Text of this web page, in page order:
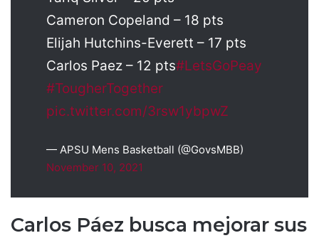
Cameron Copeland – 18 pts
Elijah Hutchins-Everett – 17 pts
Carlos Paez – 12 pts#LetsGoPeay
#TougherTogether
pic.twitter.com/3rsw1ybpwZ
— APSU Mens Basketball (@GovsMBB)
November 10, 2021
Carlos Páez busca mejorar sus